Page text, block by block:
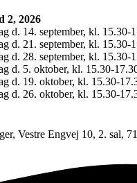
2, 2026
d. 14. september, kl.
d. 21. september, kl.
d. 28. september, kl.
d. 5. oktober, kl. 15.30-
d. 19. oktober, kl. 15.30-
d. 26. oktober, kl. 15.30-
Vestre Engvej 10, 2. sal,